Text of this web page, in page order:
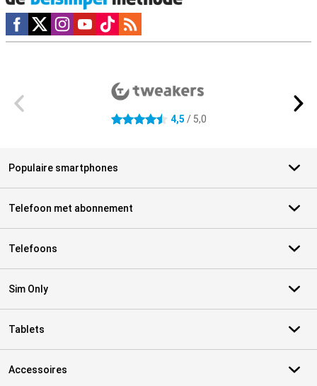
Social media
4.5 sterren 4,5 / 5,0
Populaire smartphones
Telefoon met abonnement
Telefoons
Sim Only
Tablets
Accessoires